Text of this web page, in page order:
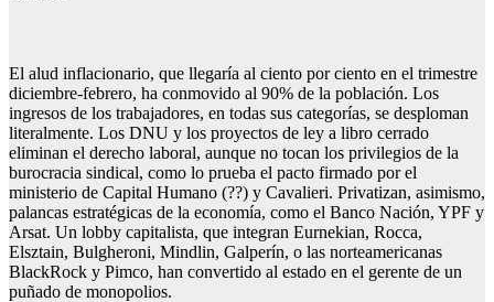
El alud inflacionario, que llegaría al ciento por ciento en el trimestre
diciembre-febrero, ha conmovido al 90% de la población. Los
ingresos de los trabajadores, en todas sus categorías, se desploman
literalmente. Los DNU y los proyectos de ley a libro cerrado
eliminan el derecho laboral, aunque no tocan los privilegios de la
burocracia sindical, como lo prueba el pacto firmado por el
ministerio de Capital Humano (??) y Cavalieri. Privatizan, asimismo,
palancas estratégicas de la economía, como el Banco Nación, YPF y
Arsat. Un lobby capitalista, que integran Eurnekian, Rocca,
Elsztain, Bulgheroni, Mindlin, Galperín, o las norteamericanas
BlackRock y Pimco, han convertido al estado en el gerente de un
puñado de monopolios.